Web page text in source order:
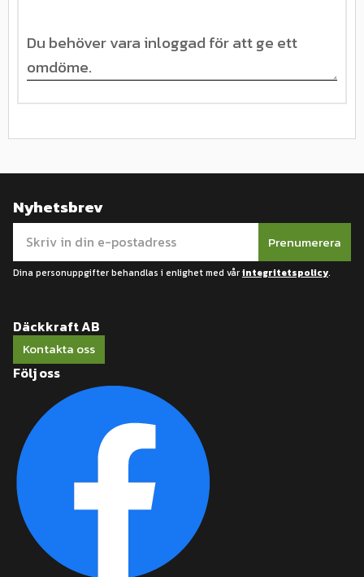
Nyhetsbrev
Prenumerera
Dina personuppgifter behandlas i enlighet med vårintegritetspolicy.
Däckkraft AB
Kontakta oss
Följ oss